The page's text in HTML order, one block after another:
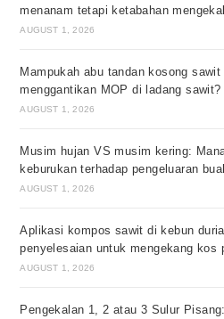
menanam tetapi ketabahan
AUGUST 1, 2026
Mampukah abu tandan kosong
menggantikan MOP di ladang sawit?
AUGUST 1, 2026
Musim hujan VS musim kering:
keburukan terhadap pengeluaran
AUGUST 1, 2026
Aplikasi kompos sawit di kebun
penyelesaian untuk mengekang kos
AUGUST 1, 2026
Pengekalan 1, 2 atau 3 Sulur